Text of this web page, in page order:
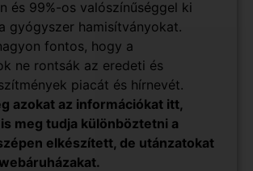
és 99%-os valószínűséggel ki
gyógyszer hamisítványokat.
fontos, hogy a
ne rontsák az eredeti és
piacát és hírnevét.
azokat az információkat itt,
meg tudja különböztetni a
elkészített, de utánzatokat